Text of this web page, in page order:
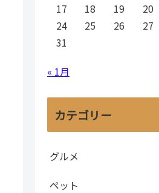
17
18 19 20
24
25 26 27
31
« 1月
カテゴリー
グルメ
ペット